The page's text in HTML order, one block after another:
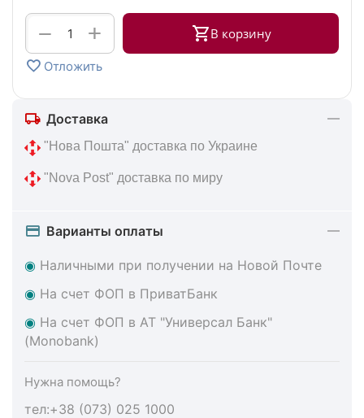
+
− В корзину
Отложить
Доставка
"Нова Пошта" доставка по Украине
"Nova Post" доставка по миру
Варианты оплаты
◉ Наличными при получении на Новой Почте
◉ На счет ФОП в ПриватБанк
◉ На счет ФОП в АТ "Универсал Банк"
(Monobank)
Нужна помощь?
тел:+38 (073) 025 1000